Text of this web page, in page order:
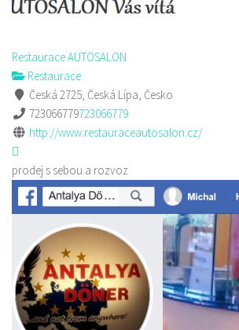
Restaurace AUTOSALON
Restaurace
Česká 2725, Česká Lípa, Česko
723066779723066779
http://www.restauraceautosalon.cz/
prodej s sebou a rozvoz